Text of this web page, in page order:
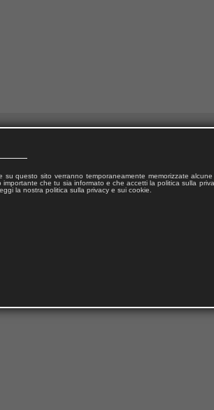
e fa parte del Dipartimento di Comunicazione
questo sito verranno temporaneamente memorizzate alcune
importante che tu sia informato e che accetti la politica sulla
la nostra politica sulla privacy e sui cookie.